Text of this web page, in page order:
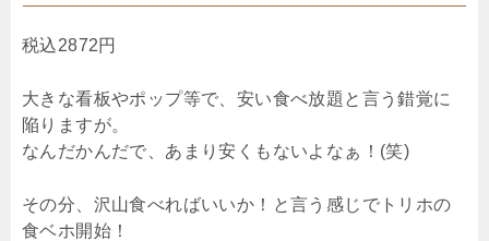
税込2872円
大きな看板やポップ等で、安い食べ放題と言う錯覚に
陥りますが。
なんだかんだで、あまり安くもないよなぁ！(笑)
その分、沢山食べればいいか！と言う感じでトリホの
食ベホ開始！